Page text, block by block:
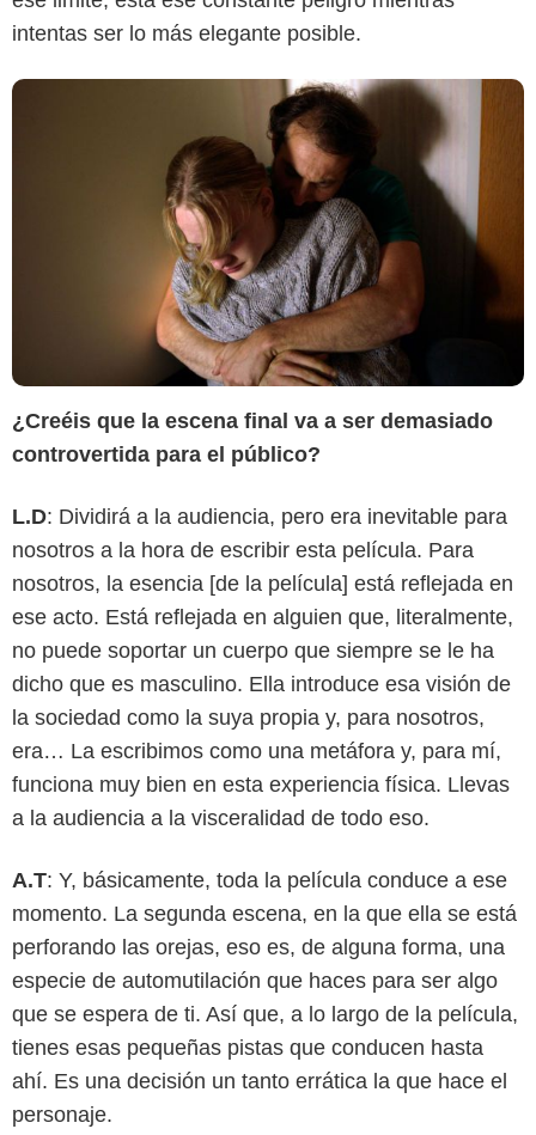
intentas ser lo más elegante posible.
¿Creéis que la escena final va a ser demasiado
controvertida para el público?
L.D: Dividirá a la audiencia, pero era inevitable para
nosotros a la hora de escribir esta película. Para
nosotros, la esencia [de la película] está reflejada en
ese acto. Está reflejada en alguien que, literalmente,
no puede soportar un cuerpo que siempre se le ha
dicho que es masculino. Ella introduce esa visión de
la sociedad como la suya propia y, para nosotros,
era… La escribimos como una metáfora y, para mí,
funciona muy bien en esta experiencia física. Llevas
a la audiencia a la visceralidad de todo eso.
A.T: Y, básicamente, toda la película conduce a ese
momento. La segunda escena, en la que ella se está
perforando las orejas, eso es, de alguna forma, una
especie de automutilación que haces para ser algo
que se espera de ti. Así que, a lo largo de la película,
tienes esas pequeñas pistas que conducen hasta
ahí. Es una decisión un tanto errática la que hace el
personaje.